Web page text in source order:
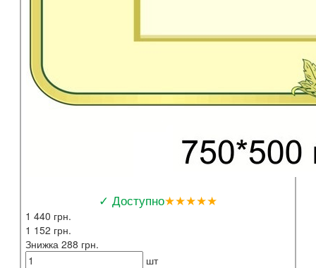
✓ Доступно★★★★★
1 440 грн.
1 152 грн.
Знижка 288 грн.
шт